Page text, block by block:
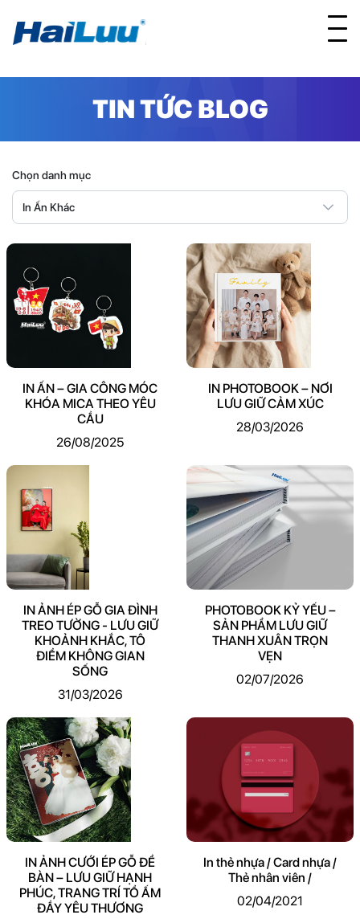
HAI
LUU
TIN TỨC BLOG
Chọn danh mục
In Ấn Khác
IN ẤN – GIA CÔNG MÓC
KHÓA MICA THEO YÊU
CẦU
26/08/2025
IN PHOTOBOOK – NƠI
LƯU GIỮ CẢM XÚC
28/03/2026
IN ẢNH ÉP GỖ GIA ĐÌNH
TREO TƯỜNG - LƯU GIỮ
KHOẢNH KHẮC, TÔ
ĐIỂM KHÔNG GIAN
SỐNG
31/03/2026
PHOTOBOOK KỶ YẾU –
SẢN PHẨM LƯU GIỮ
THANH XUÂN TRỌN
VẸN
02/07/2026
IN ẢNH CƯỚI ÉP GỖ ĐỂ
BÀN – LƯU GIỮ HẠNH
PHÚC, TRANG TRÍ TỔ ẤM
ĐẦY YÊU THƯƠNG
In thẻ nhựa / Card nhựa /
Thẻ nhân viên /
02/04/2021